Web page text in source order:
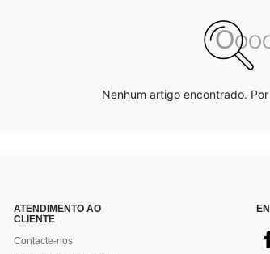
Nenhum artigo encontrado.
ATENDIMENTO AO
CLIENTE
Contacte-nos